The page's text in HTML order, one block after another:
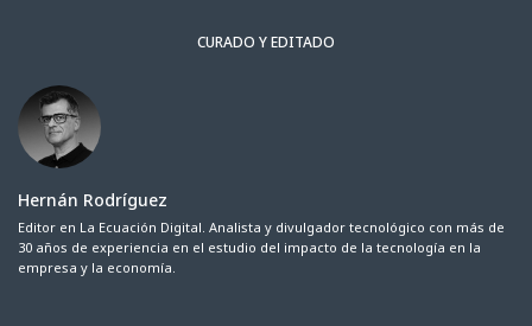
CURADO Y EDITADO
Hernán Rodríguez
Editor en La Ecuación Digital. Analista y divulgador tecnológico con más de
30 años de experiencia en el estudio del impacto de la tecnología en la
empresa y la economía.